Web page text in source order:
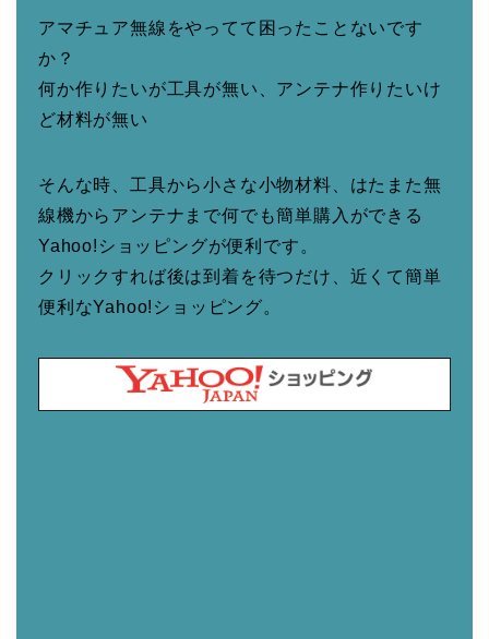
アマチュア無線をやってて困ったことないです
か？
何か作りたいが工具が無い、アンテナ作りたいけ
ど材料が無い
そんな時、工具から小さな小物材料、はたまた無
線機からアンテナまで何でも簡単購入ができる
Yahoo!ショッピングが便利です。
クリックすれば後は到着を待つだけ、近くて簡単
便利なYahoo!ショッピング。